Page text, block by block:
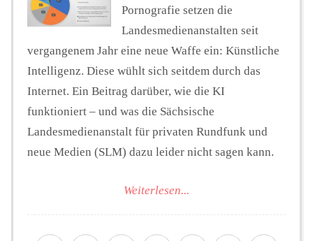
Pornografie setzen die
Landesmedienanstalten seit
vergangenem Jahr eine neue Waffe ein: Künstliche
Intelligenz. Diese wühlt sich seitdem durch das
Internet. Ein Beitrag darüber, wie die KI
funktioniert – und was die Sächsische
Landesmedienanstalt für privaten Rundfunk und
neue Medien (SLM) dazu leider nicht sagen kann.
Weiterlesen...